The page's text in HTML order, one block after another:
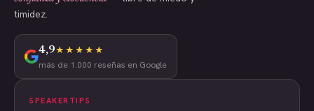
timidez.
4,9★★★★★
más de 1.000 reseñas en Google
SPEAKERTIPS